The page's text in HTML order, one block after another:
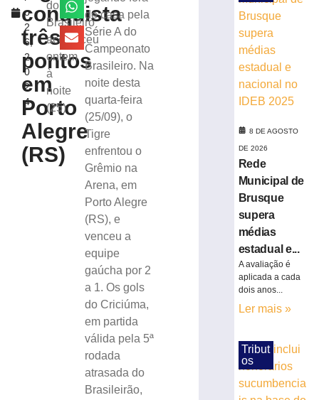
o
2
6,
2
0
2
4
conquista
três
pontos
em
Porto
Alegre
(RS)
do
Brasileiro
aconteceu
ontem
à
noite
(25)
de casa pela
Série A do
Campeonato
Brasileiro. Na
noite desta
quarta-feira
(25/09), o
Tigre
enfrentou o
Grêmio na
Arena, em
Porto Alegre
(RS), e
venceu a
equipe
gaúcha por 2
a 1. Os gols
do Criciúma,
em partida
válida pela 5ª
rodada
atrasada do
Brasileirão,
Campeonato
Catarinense
agosto
Serra
Rastro
será
interditada
neste
sábado
para
corrida
8 DE AGOSTO
DE 2026
Rede
Municipal de
Brusque
supera
médias
estadual e...
A avaliação é
aplicada a cada
dois anos...
Ler mais »
Tribut
os